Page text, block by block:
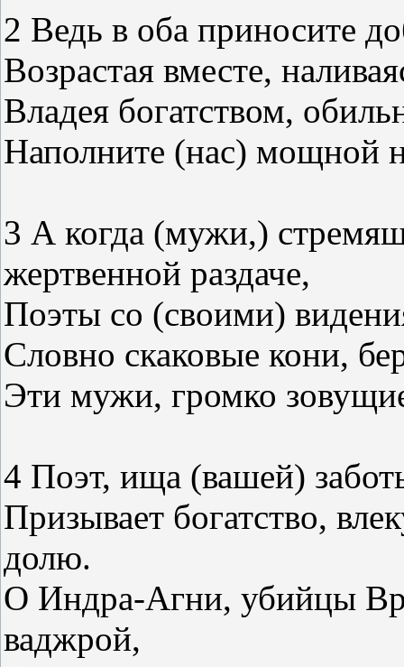
2 Ведь в оба приносите
Возрастая вместе,
Владея богатством,
Наполните (нас) мощной
3 А когда (мужи,)
жертвенной раздаче,
Поэты со (своими)
Словно скаковые кони,
Эти мужи, громко
4 Поэт, ища (вашей)
Призывает богатство,
долю.
О Индра-Агни, убийцы
ваджрой,